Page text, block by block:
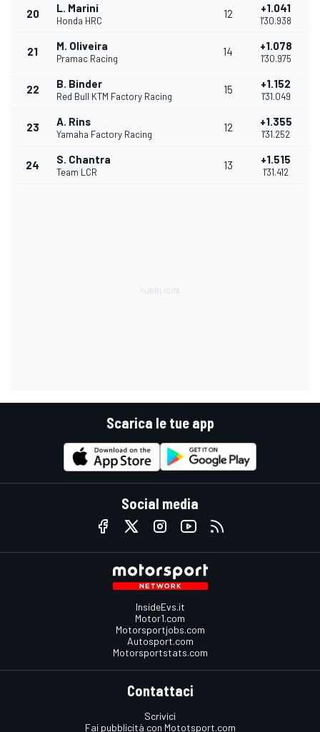
20 L. Marini
Honda HRC
12 +1.041
1'30.938
21 M. Oliveira
Pramac Racing
14 +1.078
1'30.975
22 B. Binder
Red Bull KTM Factory Racing
15 +1.152
1'31.049
23 A. Rins
Yamaha Factory Racing
12 +1.355
1'31.252
24 S. Chantra
Team LCR
13 +1.515
1'31.412
Scarica le tue app
Social media
InsideEvs.it
Motor1.com
Motorsportjobs.com
Autosport.com
Motorsportstats.com
Contattaci
Scrivici
Fai pubblicità con Mototsport.com